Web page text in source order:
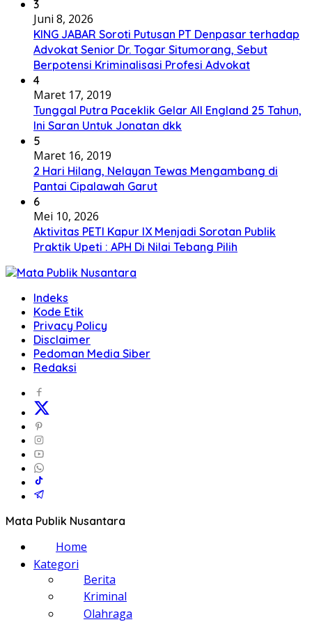
3
Juni 8, 2026
KING JABAR Soroti Putusan PT Denpasar terhadap
Advokat Senior Dr. Togar Situmorang, Sebut
Berpotensi Kriminalisasi Profesi Advokat
4
Maret 17, 2019
Tunggal Putra Paceklik Gelar All England 25 Tahun,
Ini Saran Untuk Jonatan dkk
5
Maret 16, 2019
2 Hari Hilang, Nelayan Tewas Mengambang di
Pantai Cipalawah Garut
6
Mei 10, 2026
Aktivitas PETI Kapur IX Menjadi Sorotan Publik
Praktik Upeti : APH Di Nilai Tebang Pilih
Indeks
Kode Etik
Privacy Policy
Disclaimer
Pedoman Media Siber
Redaksi
Mata Publik Nusantara
Home
Kategori
Berita
Kriminal
Olahraga